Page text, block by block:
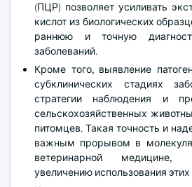
(ПЦР) позволяет усиливать
кислот из биологических
раннюю и точную
заболеваний.
Кроме того, выявление
субклинических стадиях
стратегии наблюдения и
сельскохозяйственных
питомцев. Такая точность и
важным прорывом в
ветеринарной медицине,
увеличению использования этих